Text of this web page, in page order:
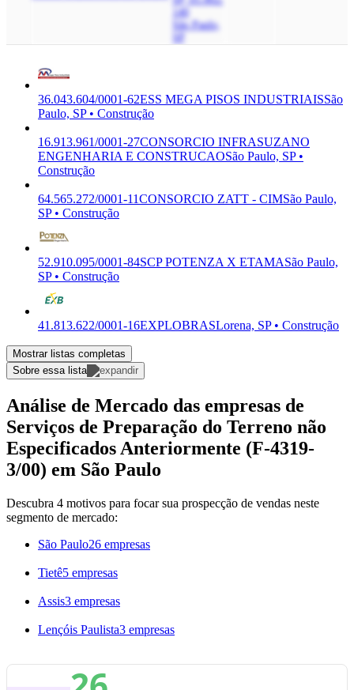
140
São Paulo,
36.043.604/0001-62ESS MEGA PISOS INDUSTRIAISSão
Paulo, SP • Construção
16.913.961/0001-27CONSORCIO INFRASUZANO
ENGENHARIA E CONSTRUCAOSão Paulo, SP •
Construção
64.565.272/0001-11CONSORCIO ZATT - CIMSão Paulo,
SP • Construção
52.910.095/0001-84SCP POTENZA X ETAMASão Paulo,
SP • Construção
41.813.622/0001-16EXPLOBRASLorena, SP • Construção
Mostrar listas completas
Sobre essa lista
Análise de Mercado das empresas de
Serviços de Preparação do Terreno não
Especificados Anteriormente (F-4319-
3/00) em São Paulo
Descubra 4 motivos para focar sua prospecção de vendas neste
segmento de mercado:
São Paulo26 empresas
Tietê5 empresas
Assis3 empresas
Lençóis Paulista3 empresas